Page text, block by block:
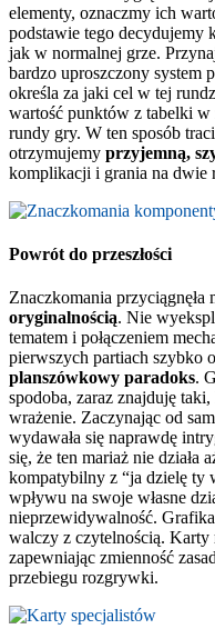
elementy, oznaczmy ich
podstawie tego decydujemy
jak w normalnej grze.
bardzo uproszczony system
określa za jaki cel w tej
wartość punktów z tabelki w
rundy gry. W ten sposób
otrzymujemy przyjemną,
komplikacji i grania na dwie
Powrót do przeszłości
Znaczkomania
oryginalnością. Nie
tematem i połączeniem
pierwszych partiach szybko
planszówkowy paradoks.
spodoba, zaraz znajduję
wrażenie. Zaczynając od
wydawała się naprawdę
się, że ten mariaż nie działa
kompatybilny z “ja dzielę ty
wpływu na swoje własne
nieprzewidywalność.
walczy z czytelnością.
zapewniając zmienność
przebiegu rozgrywki.